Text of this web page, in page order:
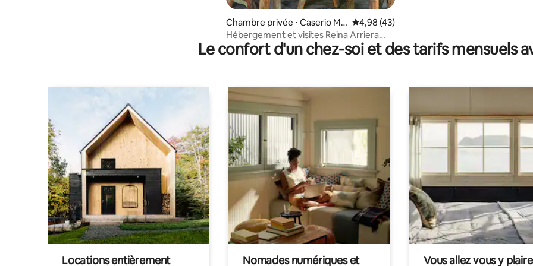
Chambre privée ⋅ Caserio Mo
cagua
Évaluation moyenne sur la base de 43
4,98 (43)
Hébergement et visites Reina Arriera
Amazonas Colombie
Le confort d'un chez-soi et des tarifs mensuels
Locations entièrement
Nomades numériques et
Vous allez vous y plaire